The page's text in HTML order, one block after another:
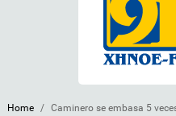
Home / Caminero se embasa 5